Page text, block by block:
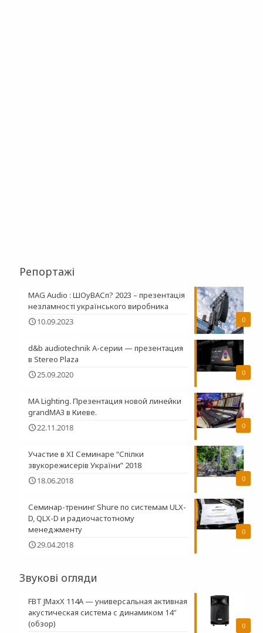
Репортажі
0
MAG Audio : ШОуВАСп? 2023 – презентація
незламності українського виробника
10.09.2023
0
d&b audiotechnik A-серии — презентация
в Stereo Plaza
25.09.2020
0
MA Lighting. Презентация новой линейки
grandMA3 в Киеве.
22.11.2018
0
Участие в XI Семинаре “Спілки
звукорежисерів України” 2018
18.06.2018
0
Семинар-тренинг Shure по системам ULX-
D, QLX-D и радиочастотному
менеджменту
29.04.2018
Звукові огляди
0
FBT JMaxX 114A — универсальная активная
акустическая система с динамиком 14″
(обзор)